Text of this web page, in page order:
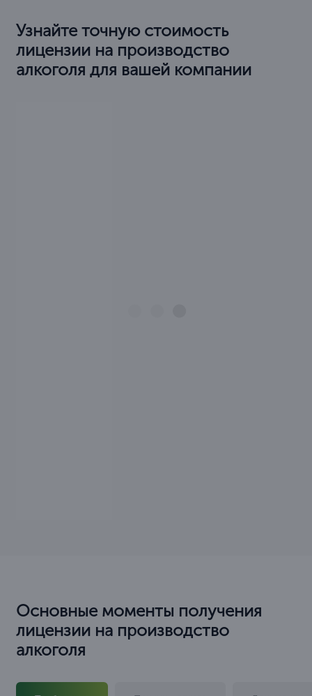
Узнайте точную стоимость
лицензии на производство
алкоголя для вашей компании
Основные моменты получения
лицензии на производство
алкоголя